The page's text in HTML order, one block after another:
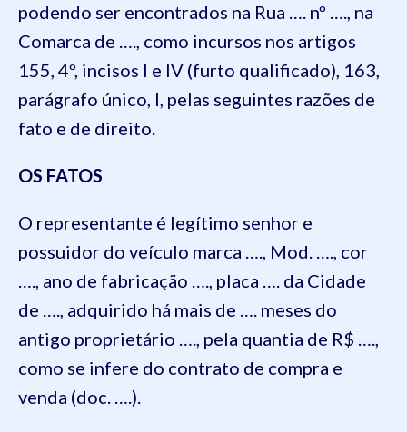
podendo ser encontrados na Rua …. nº …., na
Comarca de …., como incursos nos artigos
155, 4º, incisos I e IV (furto qualificado), 163,
parágrafo único, I, pelas seguintes razões de
fato e de direito.
OS FATOS
O representante é legítimo senhor e
possuidor do veículo marca …., Mod. …., cor
…., ano de fabricação …., placa …. da Cidade
de …., adquirido há mais de …. meses do
antigo proprietário …., pela quantia de R$ ….,
como se infere do contrato de compra e
venda (doc. ….).